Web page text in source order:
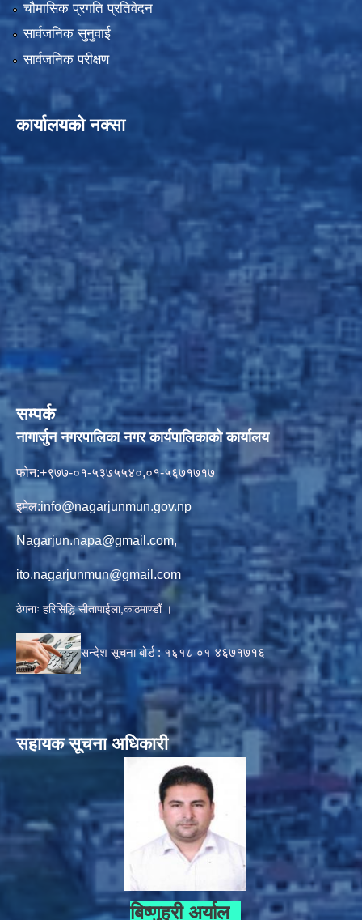
चौमासिक प्रगति प्रतिवेदन
सार्वजनिक सुनुवाई
सार्वजनिक परीक्षण
कार्यालयको नक्सा
सम्पर्क
नागार्जुन नगरपालिका नगर कार्यपालिकाको कार्यालय
फोन:+९७७-०१-५३७५५४०,०१-५६७१७१७
इमेल:info@nagarjunmun.gov.np
Nagarjun.napa@gmail.com,
ito.nagarjunmun@gmail.com
ठेगनाः हरिसिद्धि सीतापाईला,काठमाण्डौं ।
सन्देश सूचना बोर्ड : १६१८ ०१४६७१७१६
सहायक सूचना अधिकारी
बिष्णुहरी अर्याल